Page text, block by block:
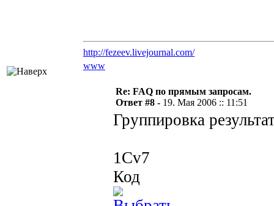
http://fezeev.livejournal.com/
www
Re: FAQ по прямым запросам.
Ответ #8 - 19. Мая 2006 :: 11:51
Группировка
1Cv7
Код